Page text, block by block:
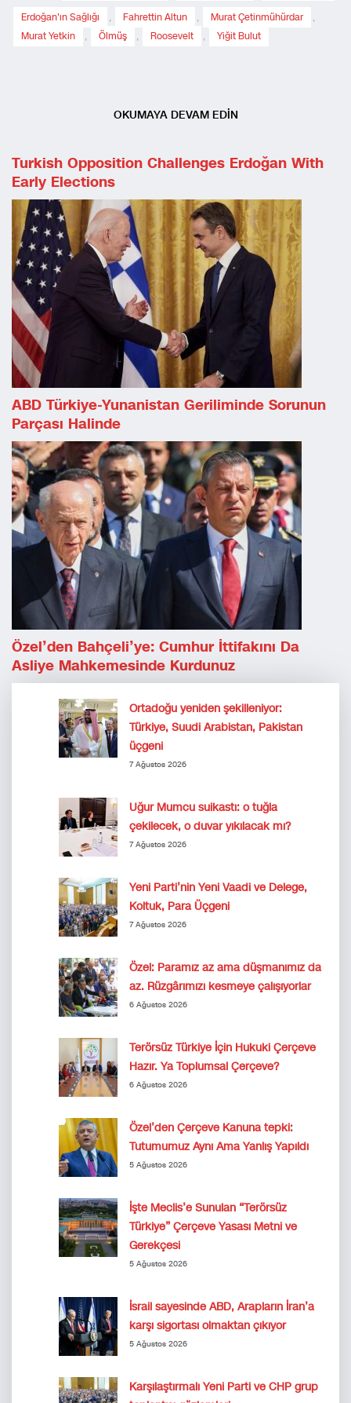
Erdoğan'ın Sağlığı , Fahrettin Altun , Murat Çetinmühürdar
,
Murat Yetkin
, Ölmüş , Roosevelt , Yiğit Bulut
OKUMAYA DEVAM EDİN
Turkish Opposition Challenges Erdoğan With
Early Elections
ABD Türkiye-Yunanistan Geriliminde Sorunun
Parçası Halinde
Özel’den Bahçeli’ye: Cumhur İttifakını Da
Asliye Mahkemesinde Kurdunuz
Ortadoğu yeniden şekilleniyor:
Türkiye, Suudi Arabistan, Pakistan
üçgeni
7 Ağustos 2026
Uğur Mumcu suikastı: o tuğla
çekilecek, o duvar yıkılacak mı?
7 Ağustos 2026
Yeni Parti’nin Yeni Vaadi ve Delege,
Koltuk, Para Üçgeni
7 Ağustos 2026
Özel: Paramız az ama düşmanımız da
az. Rüzgârımızı kesmeye çalışıyorlar
6 Ağustos 2026
Terörsüz Türkiye İçin Hukuki Çerçeve
Hazır. Ya Toplumsal Çerçeve?
6 Ağustos 2026
Özel’den Çerçeve Kanuna tepki:
Tutumumuz Aynı Ama Yanlış Yapıldı
5 Ağustos 2026
İşte Meclis’e Sunulan “Terörsüz
Türkiye” Çerçeve Yasası Metni ve
Gerekçesi
5 Ağustos 2026
İsrail sayesinde ABD, Arapların İran’a
karşı sigortası olmaktan çıkıyor
5 Ağustos 2026
Karşılaştırmalı Yeni Parti ve CHP grup